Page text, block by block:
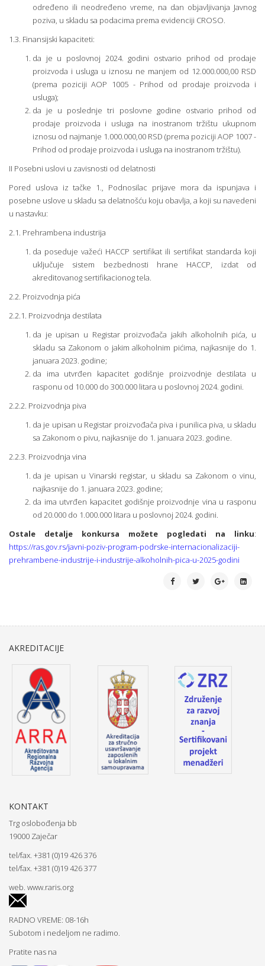
određeno ili neodređeno vreme, na dan objavljivanja Javnog
poziva, u skladu sa podacima prema evidenciji CROSO.
1.3. Finansijski kapaciteti:
da je u poslovnoj 2024. godini ostvario prihod od prodaje
proizvoda i usluga u iznosu ne manjem od 12.000.000,00 RSD
(prema poziciji AOP 1005 - Prihod od prodaje proizvoda i
usluga);
da je u poslednje tri poslovne godine ostvario prihod od
prodaje proizvoda i usluga na inostranom tržištu ukupnom
iznosu od najmanje 1.000.000,00 RSD (prema poziciji AOP 1007 -
Prihod od prodaje proizvoda i usluga na inostranom tržištu).
II Posebni uslovi u zavisnosti od delatnosti
Pored uslova iz tačke 1., Podnosilac prijave mora da ispunjava i
posebne uslove u skladu sa delatnošću koju obavlja, a koji su navedeni
u nastavku:
2.1. Prehrambena industrija
da poseduje važeći HACCP sertifikat ili sertifikat standarda koji
uključuje sistem bezbednosti hrane HACCP, izdat od
akreditovanog sertifikacionog tela.
2.2. Proizvodnja pića
2.2.1. Proizvodnja destilata
da je upisan u Registar proizvođača jakih alkoholnih pića, u
skladu sa Zakonom o jakim alkoholnim pićima, najkasnije do 1.
januara 2023. godine;
da ima utvrđen kapacitet godišnje proizvodnje destilata u
rasponu od 10.000 do 300.000 litara u poslovnoj 2024. godini.
2.2.2. Proizvodnja piva
da je upisan u Registar proizvođača piva i punilica piva, u skladu
sa Zakonom o pivu, najkasnije do 1. januara 2023. godine.
2.2.3. Proizvodnja vina
da je upisan u Vinarski registar, u skladu sa Zakonom o vinu,
najkasnije do 1. januara 2023. godine;
da ima utvrđen kapacitet godišnje proizvodnje vina u rasponu
od 20.000 do 1.000.000 litara u poslovnoj 2024. godini.
Ostale detalje konkursa možete pogledati na linku:
https://ras.gov.rs/javni-poziv-program-podrske-internacionalizaciji-
prehrambene-industrije-i-industrije-alkoholnih-pica-u-2025-godini
AKREDITACIJE
KONTAKT
Trg oslobođenja bb
19000 Zaječar
tel/fax. +381 (0)19 426 376
tel/fax. +381 (0)19 426 377
web. www.raris.org
RADNO VREME: 08-16h
Subotom i nedeljom ne radimo.
Pratite nas na